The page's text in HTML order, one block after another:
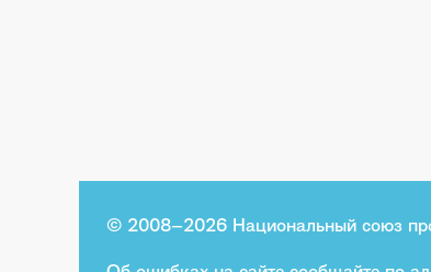
© 2008–2026 Национальный союз